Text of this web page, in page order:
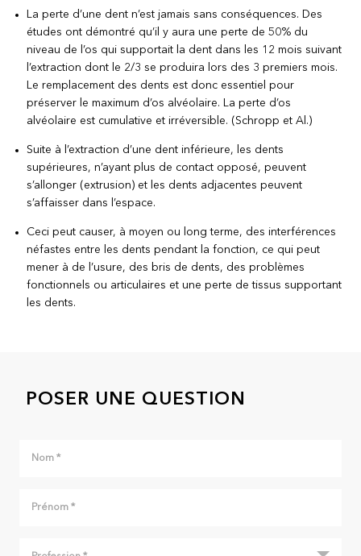
La perte d’une dent n’est jamais sans conséquences. Des
études ont démontré qu’il y aura une perte de 50% du
niveau de l’os qui supportait la dent dans les 12 mois suivant
l’extraction dont le 2/3 se produira lors des 3 premiers mois.
Le remplacement des dents est donc essentiel pour
préserver le maximum d’os alvéolaire. La perte d’os
alvéolaire est cumulative et irréversible. (Schropp et Al.)
Suite à l’extraction d’une dent inférieure, les dents
supérieures, n’ayant plus de contact opposé, peuvent
s’allonger (extrusion) et les dents adjacentes peuvent
s’affaisser dans l’espace.
Ceci peut causer, à moyen ou long terme, des interférences
néfastes entre les dents pendant la fonction, ce qui peut
mener à de l’usure, des bris de dents, des problèmes
fonctionnels ou articulaires et une perte de tissus supportant
les dents.
POSER UNE QUESTION